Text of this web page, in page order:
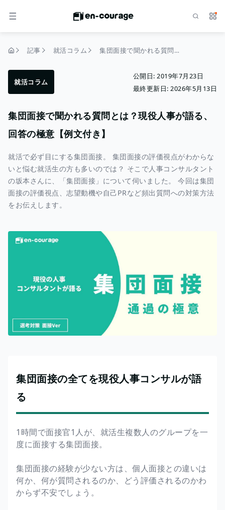
メニュー サ
記事 就活コラム 集団面接で聞かれる質問とは？現役人事が語る、回答の極意【例文付き】
就活コラム
公開日: 2019年7月23日
最終更新日: 2026年5月13日
集団面接で聞かれる質問とは？現役人事が語る、
回答の極意【例文付き】
就活で必ず目にする集団面接。 集団面接の評価視点がわからな
いと悩む就活生の方も多いのでは？ そこで人事コンサルタント
の坂本さんに、「集団面接」について伺いました。 今回は集団
面接の評価視点、志望動機や自己PRなど頻出質問への対策方法
をお伝えします。
集団面接の全てを現役人事コンサルが語
る
1時間で面接官1人が、就活生複数人のグループを一
度に面接する集団面接。
集団面接の経験が少ない方は、個人面接との違いは
何か、何が質問されるのか、どう評価されるのかわ
からず不安でしょう。